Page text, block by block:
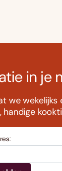
in je
we
handige